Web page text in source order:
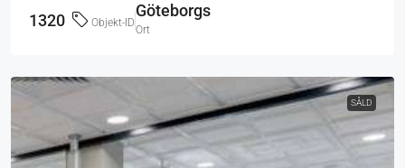
1320 Objekt-ID
Göteborgs
Ort
SÅLD